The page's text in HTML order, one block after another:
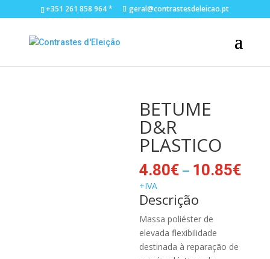
+351 261 858 964 * geral@contrastesdeleicao.pt
BETUME
D&R
PLASTICO
4.80€ – 10.85€
+IVA
Descrição
Massa poliéster de
elevada flexibilidade
destinada à reparação de